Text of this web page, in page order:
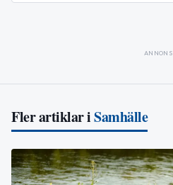
ANNONS
Fler artiklar iSamhälle